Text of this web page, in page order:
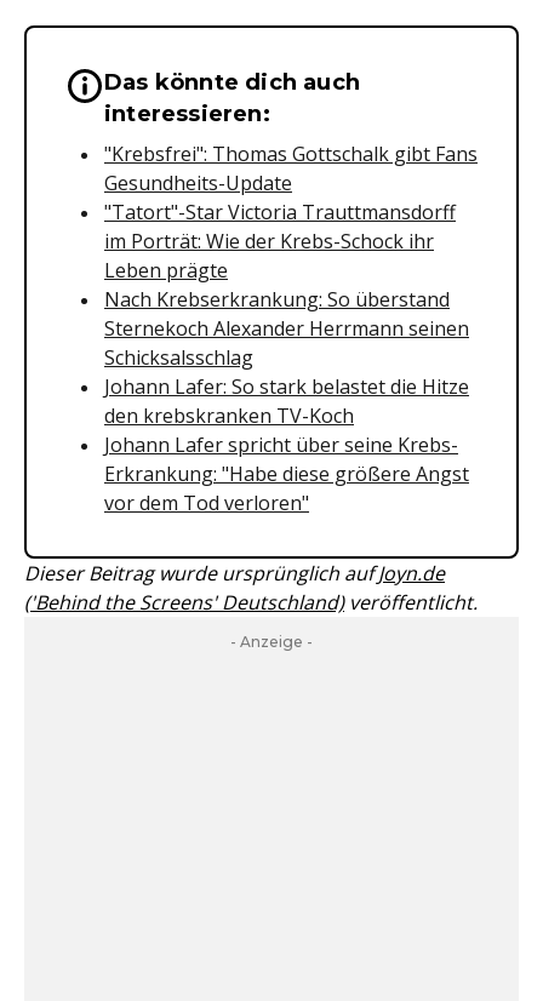
Wichtige Hinweise &
Das könnte dich auch
interessieren:
"Krebsfrei": Thomas Gottschalk gibt Fans
Gesundheits-Update
"Tatort"-Star Victoria Trauttmansdorff
im Porträt: Wie der Krebs-Schock ihr
Leben prägte
Nach Krebserkrankung: So überstand
Sternekoch Alexander Herrmann seinen
Schicksalsschlag
Johann Lafer: So stark belastet die Hitze
den krebskranken TV-Koch
Johann Lafer spricht über seine Krebs-
Erkrankung: "Habe diese größere Angst
vor dem Tod verloren"
Dieser Beitrag wurde ursprünglich aufJoyn.de
('Behind the Screens' Deutschland)veröffentlicht.
- Anzeige -